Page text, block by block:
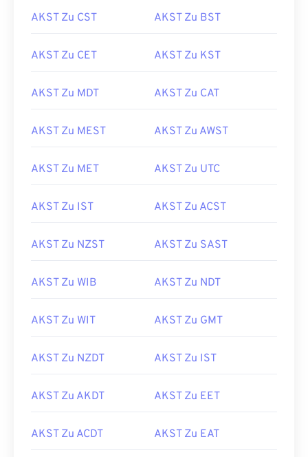
AKST Zu CST AKST Zu BST
AKST Zu CET AKST Zu KST
AKST Zu MDT AKST Zu CAT
AKST Zu MEST AKST Zu AWST
AKST Zu MET AKST Zu UTC
AKST Zu IST AKST Zu ACST
AKST Zu NZST AKST Zu SAST
AKST Zu WIB AKST Zu NDT
AKST Zu WIT AKST Zu GMT
AKST Zu NZDT AKST Zu IST
AKST Zu AKDT AKST Zu EET
AKST Zu ACDT AKST Zu EAT